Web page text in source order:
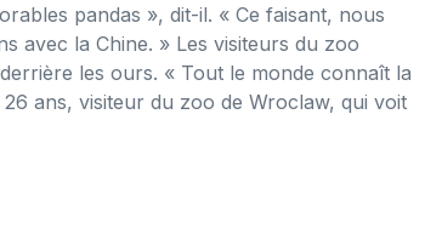
pandas », dit-il. « Ce faisant, nous
avec la Chine. » Les visiteurs du zoo
les ours. « Tout le monde connaît la
ans, visiteur du zoo de Wroclaw, qui voit